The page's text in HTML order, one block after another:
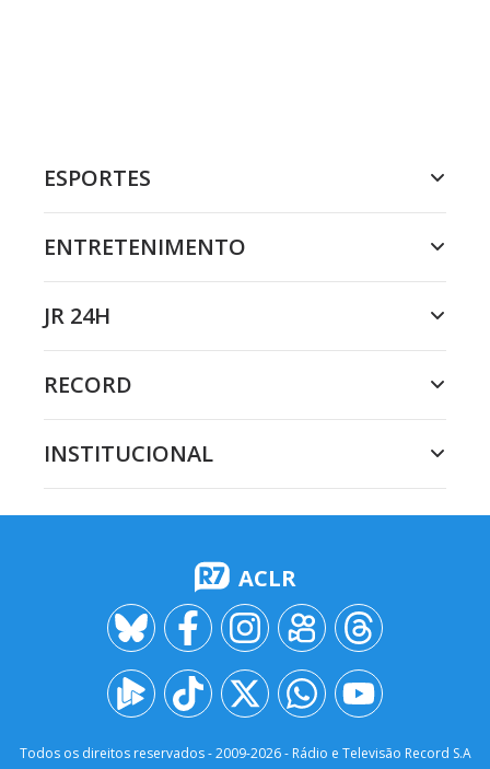
ESPORTES
ENTRETENIMENTO
JR 24H
RECORD
INSTITUCIONAL
ACLR
Todos os direitos reservados - 2009-2026- Rádio e Televisão Record S.A